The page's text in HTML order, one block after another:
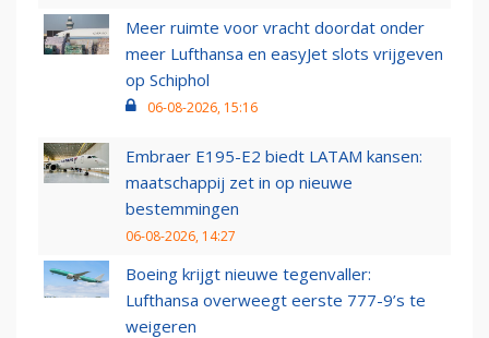
Meer ruimte voor vracht doordat onder
meer Lufthansa en easyJet slots vrijgeven
op Schiphol
06-08-2026, 15:16
Embraer E195-E2 biedt LATAM kansen:
maatschappij zet in op nieuwe
bestemmingen
06-08-2026, 14:27
Boeing krijgt nieuwe tegenvaller:
Lufthansa overweegt eerste 777-9’s te
weigeren